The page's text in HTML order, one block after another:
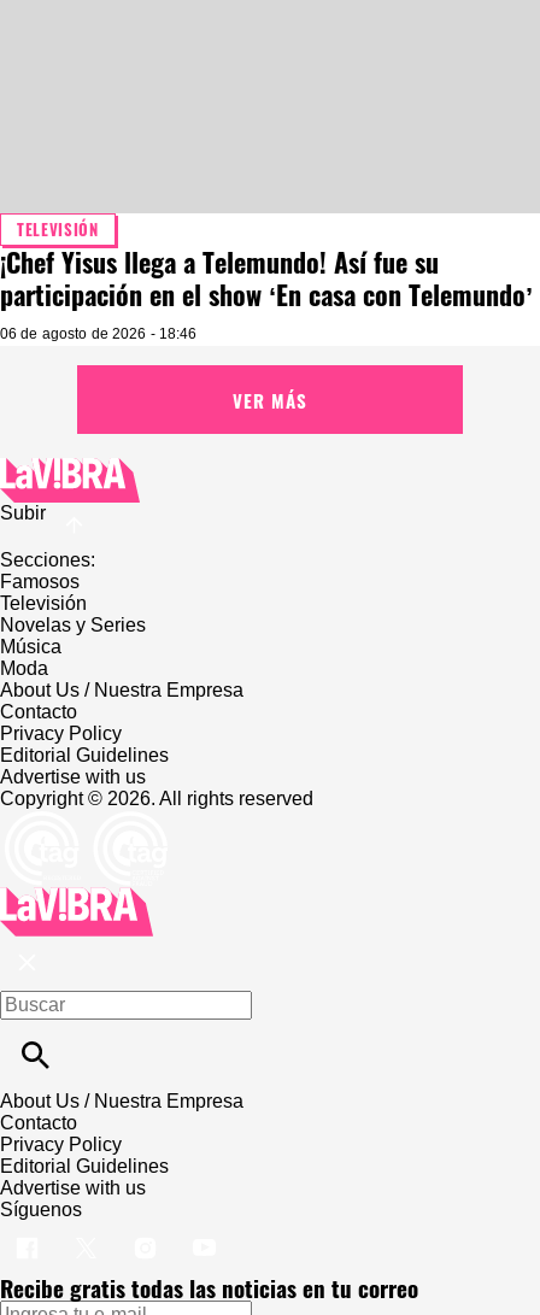
TELEVISIÓN
¡Chef Yisus llega a Telemundo! Así fue su
participación en el show ‘En casa con Telemundo’
Secciones:
Famosos
Televisión
Novelas y Series
Música
Moda
About Us / Nuestra Empresa
Contacto
Privacy Policy
Editorial Guidelines
Advertise with us
About Us / Nuestra Empresa
Contacto
Privacy Policy
Editorial Guidelines
Advertise with us